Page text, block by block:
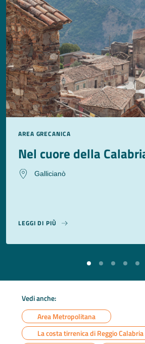
AREA GRECANICA
Nel cuore della
Gallicianò
LEGGI DI PIÙ
Vedi anche:
Area Metropolitana
La costa tirrenica di Reggio Calabria